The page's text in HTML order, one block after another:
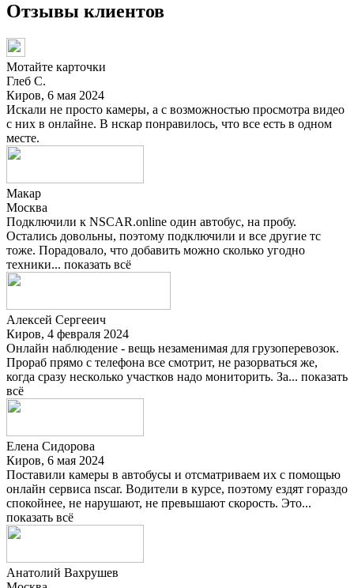
Отзывы клиентов
Мотайте карточки
Глеб С.
Киров, 6 мая 2024
Искали не просто камеры, а с возможностью просмотра видео
с них в онлайне. В нскар понравилось, что все есть в одном
месте.
Макар
Москва
Подключили к NSCAR.online один автобус, на пробу.
Остались довольны, поэтому подключили и все другие тс
тоже. Порадовало, что добавить можно сколько угодно
техники... показать всё
Алексей Сергееич
Киров, 4 февраля 2024
Онлайн наблюдение - вещь незаменимая для грузоперевозок.
Прораб прямо с телефона все смотрит, не разорваться же,
когда сразу несколько участков надо мониторить. За... показать
всё
Елена Сидорова
Киров, 6 мая 2024
Поставили камеры в автобусы и отсматриваем их с помощью
онлайн сервиса nscar. Водители в курсе, поэтому ездят гораздо
спокойнее, не нарушают, не превышают скорость. Это...
показать всё
Анатолий Вахрушев